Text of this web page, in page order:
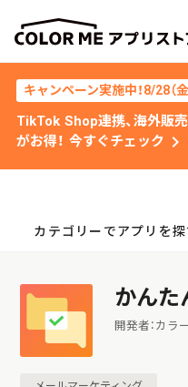
キャンペーン実施中！8/28（
TikTok Shop連携、海外販
がお得！ 今すぐチェック chevron_right
カテゴリーでアプリを探
かんた
開発者：カラ